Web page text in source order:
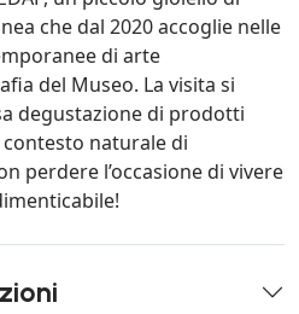
che dal 2020 accoglie nelle
di arte
del Museo. La visita si
degustazione di prodotti
naturale di
perdere l’occasione di vivere